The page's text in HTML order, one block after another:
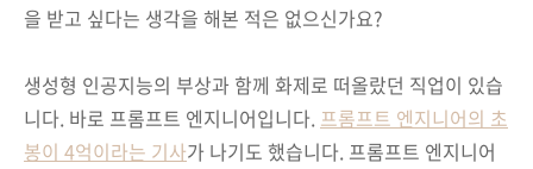
을 받고 싶다는 생각을 해본 적은 없으신가요?
생성형 인공지능의 부상과 함께 화제로 떠올랐던 직업이 있습
니다. 바로 프롬프트 엔지니어입니다. 프롬프트 엔지니어의 초
봉이 4억이라는 기사가 나기도 했습니다. 프롬프트 엔지니어